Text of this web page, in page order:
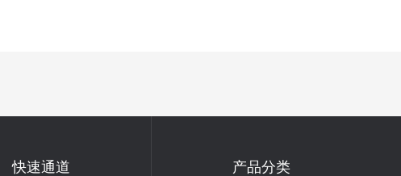
快速通道 产品分类